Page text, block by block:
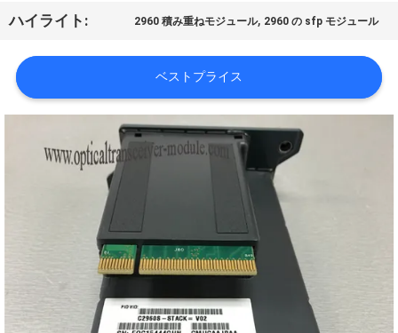
つ
て
ー
ハイライト: 2960 積み重ねモジュール, 2960 の sfp モジュール
ベストプライス